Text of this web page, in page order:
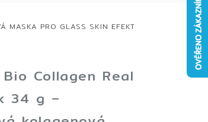
MASKA PRO GLASS SKIN EFEKT
Bio Collagen Real
34 g –